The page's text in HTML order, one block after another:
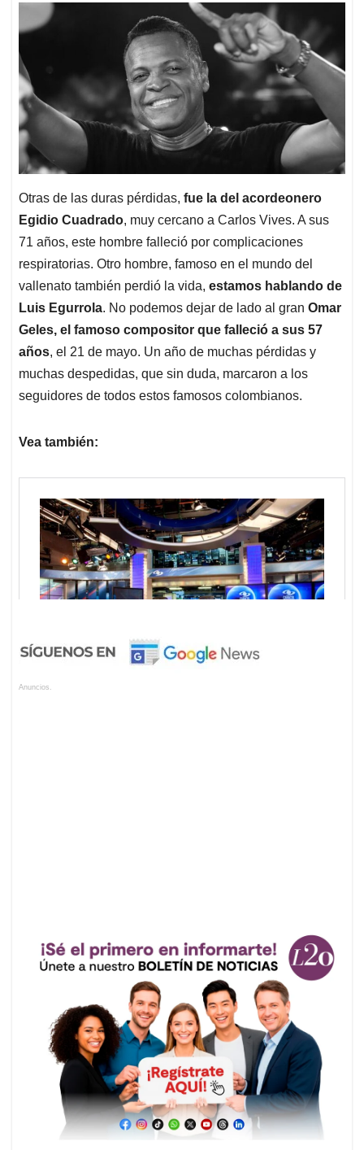
Otras de las duras pérdidas, fue la del acordeonero
Egidio Cuadrado, muy cercano a Carlos Vives. A sus
71 años, este hombre falleció por complicaciones
respiratorias. Otro hombre, famoso en el mundo del
vallenato también perdió la vida, estamos hablando de
Luis Egurrola. No podemos dejar de lado al gran Omar
Geles, el famoso compositor que falleció a sus 57
años, el 21 de mayo. Un año de muchas pérdidas y
muchas despedidas, que sin duda, marcaron a los
seguidores de todos estos famosos colombianos.
Vea también:
Anuncios.